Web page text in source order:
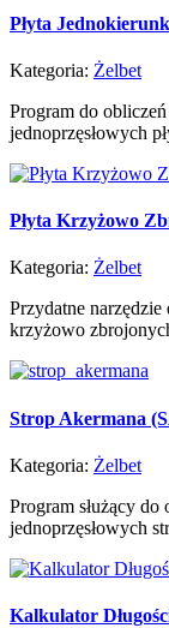
Płyta
Kategoria: Żelbet
Program do
jednoprzęsłowych
Płyta Krzyżowo
Kategoria: Żelbet
Przydatne
krzyżowo
Strop Akermana
Kategoria: Żelbet
Program służący
jednoprzęsłowych
Kalkulator